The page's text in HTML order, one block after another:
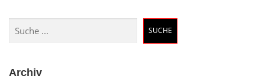
SUCHE
Archiv